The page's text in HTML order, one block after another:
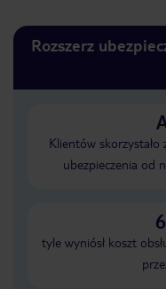
Rozszerz
Klientów
ubezpieczenia od
tyle wyniósł koszt